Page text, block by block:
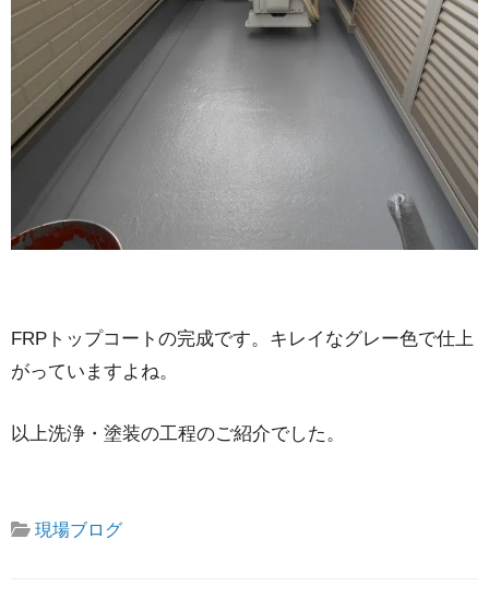
FRPトップコートの完成です。キレイなグレー色で仕上
がっていますよね。
以上洗浄・塗装の工程のご紹介でした。
現場ブログ